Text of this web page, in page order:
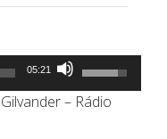
05:21
setas
– Rádio